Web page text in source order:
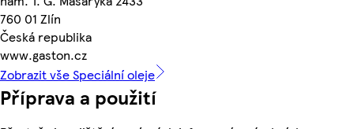
760 01 Zlín
Česká republika
www.gaston.cz
Zobrazit vše Speciální oleje
Příprava a použití